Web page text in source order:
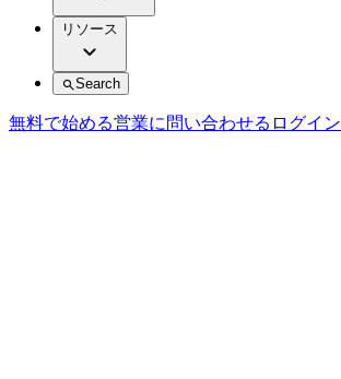
リソース
Search
無料で始める営業に問い合わせる ログイン